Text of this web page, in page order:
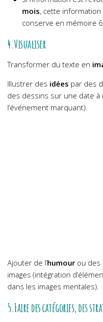
mois, cette
conserve en mémoire
4.Visualiser
Transformer du texte en
Illustrer des idées par des
des dessins sur une date
l’événement marquant).
Ajouter de l’humour ou des
images (intégration
dans les images mentales).
5.Faire des catégories, des